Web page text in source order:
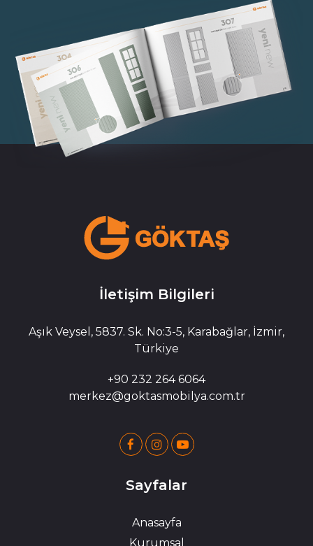
İletişim Bilgileri
Aşık Veysel, 5837. Sk. No:3-5, Karabağlar, İzmir,
Türkiye
+90 232 264 6064
merkez@goktasmobilya.com.tr
Sayfalar
Anasayfa
Kurumsal